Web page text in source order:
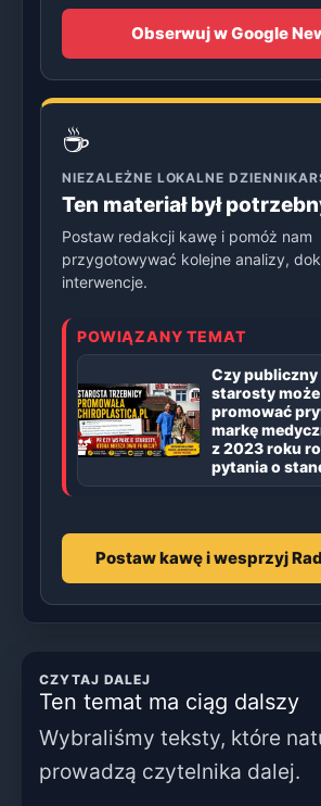
Obserwuj w Google
☕
NIEZALEŻNE LOKALNE
Ten materiał był
Postaw redakcji kawę i pomóż nam
przygotowywać kolejne analizy,
interwencje.
POWIĄZANY TEMAT
Czy
starosty może
promować
markę
z 2023 roku
pytania o
Postaw kawę i wesprzyj
CZYTAJ DALEJ
Ten temat ma ciąg dalszy
Wybraliśmy teksty, które
prowadzą czytelnika dalej.